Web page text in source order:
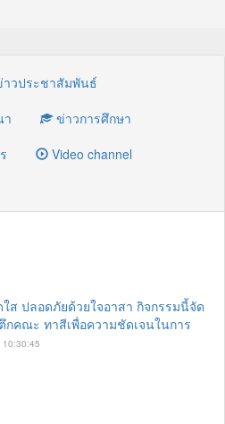
วประชาสัมพันธ์
า
ข่าวการศึกษา
Video channel
ส ปลอดภัยด้วยใจอาสา กิจกรรมนี้จัด
คณะ ทาสีเพื่อความชัดเจนในการ